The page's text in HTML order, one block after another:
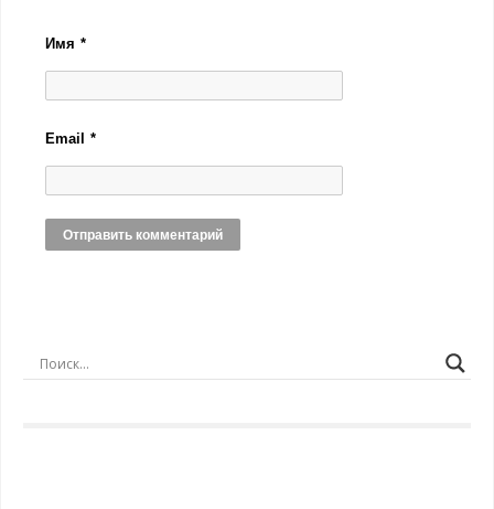
Имя*
Email*